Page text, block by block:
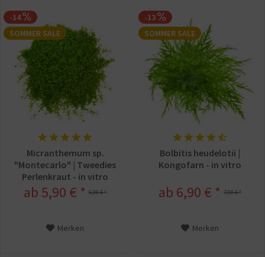
-14
SOMMER SALE
Micranthemum sp.
"Montecarlo" | Tweedies
Perlenkraut - in vitro
6,90 € *
ab 5,90 € *
Merken
-13
SOMMER SALE
Bolbitis heudelotii |
Kongofarn - in vitro
7,90 € *
ab 6,90 € *
Merken